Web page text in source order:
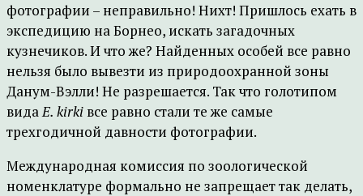
фотографии – неправильно! Нихт! Пришлось ехать в
экспедицию на Борнео, искать загадочных
кузнечиков. И что же? Найденных особей все равно
нельзя было вывезти из природоохранной зоны
Данум-Вэлли! Не разрешается. Так что голотипом
видаE. kirki все равно стали те же самые
трехгодичной давности фотографии.
Международная комиссия по зоологической
номенклатуре формально не запрещает так делать,